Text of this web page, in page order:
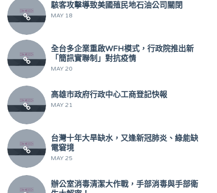
駭客攻擊導致美國殖民地石油公司關閉
MAY 18
全台多企業重啟WFH模式，行政院推出新
「簡訊實聯制」對抗疫情
MAY 20
高雄市政府行政中心工商登記快報
MAY 21
台灣十年大旱缺水，又逢新冠肺炎、綠能缺
電窘境
MAY 25
辦公室消毒清潔大作戰，手部消毒與手部衛